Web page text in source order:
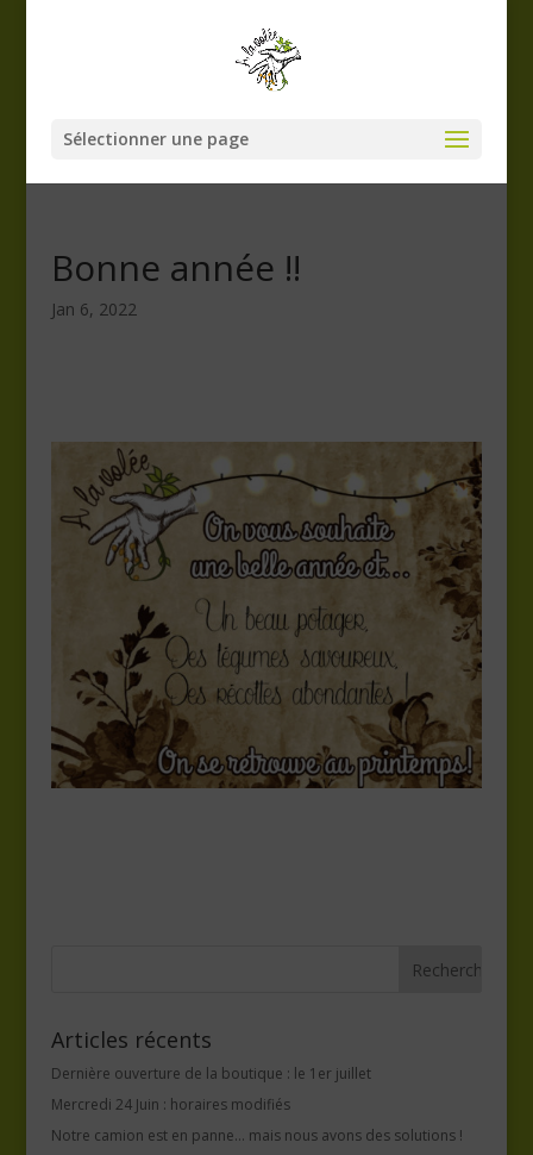
Sélectionner une page
Bonne année !!
Jan 6, 2022
Articles récents
Dernière ouverture de la boutique : le 1er juillet
Mercredi 24 Juin : horaires modifiés
Notre camion est en panne… mais nous avons des solutions !